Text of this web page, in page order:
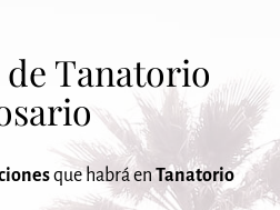
Tanatorio
que habrá en Tanatorio